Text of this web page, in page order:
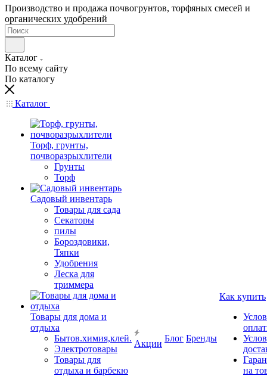
Производство и продажа почвогрунтов, торфяных смесей и
органических удобрений
Каталог
По всему сайту
По каталогу
Каталог
Торф, грунты,
почворазрыхлители
Грунты
Торф
Садовый инвентарь
Товары для сада
Секаторы
пилы
Бороздовики,
Тяпки
Удобрения
Леска для
триммера
Товары для дома и
отдыха
Бытов.химия,клей.
Электротовары
Товары для
отдыха и барбекю
Акции
Блог Бренды
Как купить
на